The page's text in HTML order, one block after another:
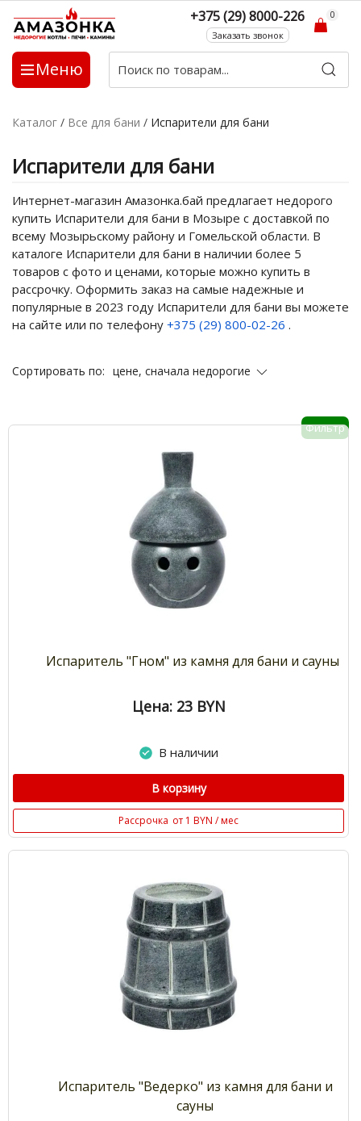
Меню
+375 (29) 8000-226
Заказать звонок
0
Каталог / Все для бани / Испарители для бани
Испарители для бани
Интернет-магазин Амазонка.бай предлагает недорого
купить Испарители для бани в Мозыре с доставкой по
всему Мозырьскому району и Гомельской области. В
каталоге Испарители для бани в наличии более 5
товаров с фото и ценами, которые можно купить в
рассрочку. Оформить заказ на самые надежные и
популярные в 2023 году Испарители для бани вы можете
на сайте или по телефону +375 (29) 800-02-26 .
Сортировать по: цене, сначала недорогие
Фильтр
Испаритель "Гном" из камня для бани и сауны
Цена: 23 BYN
В наличии
В корзину
Рассрочка от 1 BYN / мес
Испаритель "Ведерко" из камня для бани и
сауны